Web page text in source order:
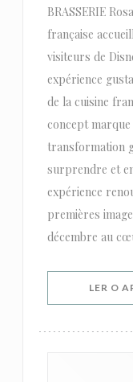
BRASSERIE
française
visiteurs de
expérience
de la cuisine
concept
transformation
surprendre et
expérience
premières
décembre au
LER O